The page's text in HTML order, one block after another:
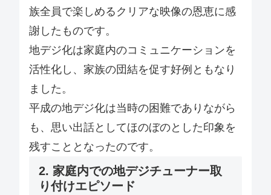
族全員で楽しめるクリアな映像の恩恵に感
謝したものです。
地デジ化は家庭内のコミュニケーションを
活性化し、家族の団結を促す好例ともなり
ました。
平成の地デジ化は当時の困難でありながら
も、思い出話としてほのぼのとした印象を
残すこととなったのです。
2. 家庭内での地デジチューナー取
り付けエピソード